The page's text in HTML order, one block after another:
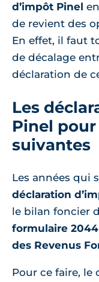
d’impôt Pinel
de revient des
En effet, il faut
de décalage
déclaration de
Les
Pinel
suivantes
Les années qui
déclaration
le bilan foncier
formulaire 2044
des Revenus
Pour ce faire,